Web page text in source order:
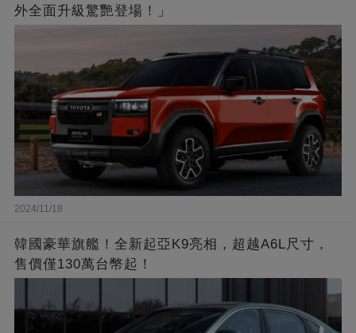
外全面升級驚艷登場！」
2024/11/18
韓國豪華旗艦！全新起亞K9亮相，超越A6L尺寸，
售價僅130萬台幣起！